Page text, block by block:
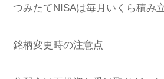
つみたてNISAは毎月いくら積み
銘柄変更時の注意点